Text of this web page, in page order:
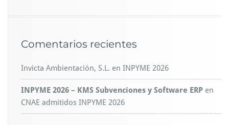
Comentarios recientes
Invicta Ambientación, S.L. en INPYME 2026
INPYME 2026 – KMS Subvenciones y Software ERP en
CNAE admitidos INPYME 2026